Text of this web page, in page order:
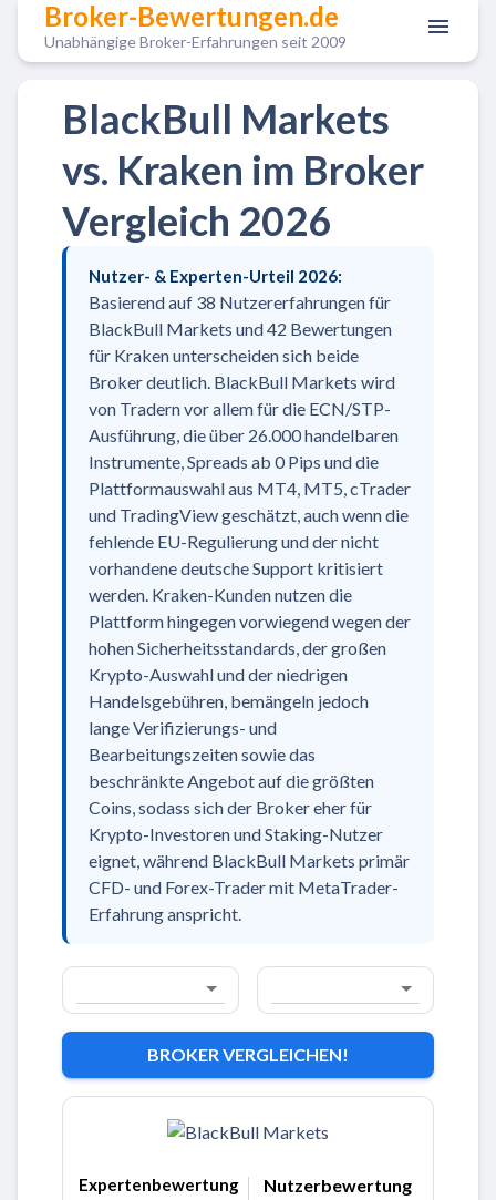
Broker-Bewertungen.de
Unabhängige Broker-Erfahrungen seit 2009
BlackBull Markets
vs. Kraken im Broker
Vergleich 2026
Nutzer- & Experten-Urteil 2026:
Basierend auf 38 Nutzererfahrungen für
BlackBull Markets und 42 Bewertungen
für Kraken unterscheiden sich beide
Broker deutlich. BlackBull Markets wird
von Tradern vor allem für die ECN/STP-
Ausführung, die über 26.000 handelbaren
Instrumente, Spreads ab 0 Pips und die
Plattformauswahl aus MT4, MT5, cTrader
und TradingView geschätzt, auch wenn die
fehlende EU-Regulierung und der nicht
vorhandene deutsche Support kritisiert
werden. Kraken-Kunden nutzen die
Plattform hingegen vorwiegend wegen der
hohen Sicherheitsstandards, der großen
Krypto-Auswahl und der niedrigen
Handelsgebühren, bemängeln jedoch
lange Verifizierungs- und
Bearbeitungszeiten sowie das
beschränkte Angebot auf die größten
Coins, sodass sich der Broker eher für
Krypto-Investoren und Staking-Nutzer
eignet, während BlackBull Markets primär
CFD- und Forex-Trader mit MetaTrader-
Erfahrung anspricht.
BROKER VERGLEICHEN!
Expertenbewertung Nutzerbewertung